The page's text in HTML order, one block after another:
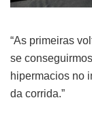
“As primeiras
se
hipermacios no
da corrida.”